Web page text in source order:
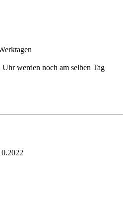
werden noch am selben Tag